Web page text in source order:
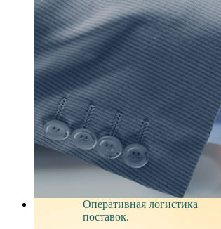
Оперативная логистика
поставок.